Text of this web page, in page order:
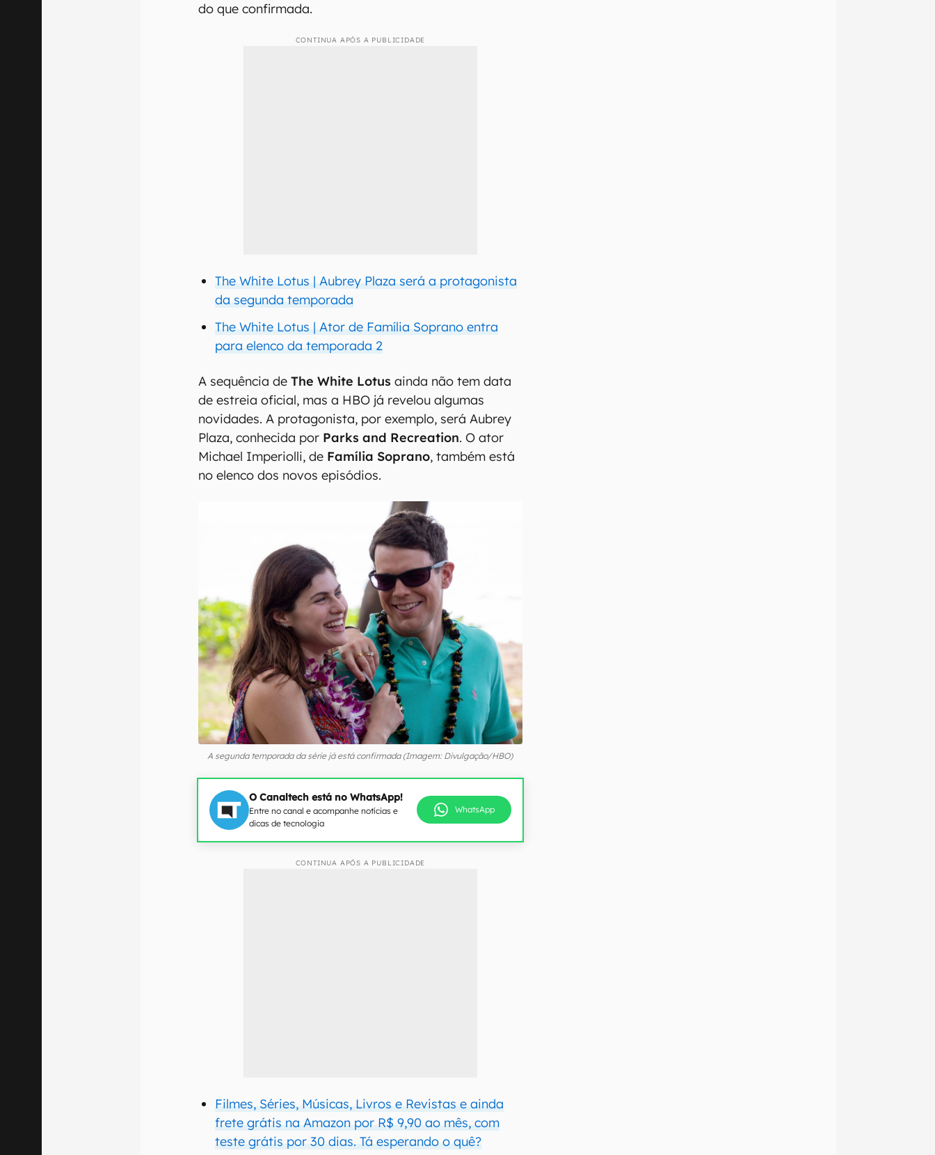
do que confirmada.
CONTINUA APÓS A PUBLICIDADE
The White Lotus | Aubrey Plaza será a protagonista
da segunda temporada
The White Lotus | Ator de Família Soprano entra
para elenco da temporada 2
A sequência deThe White Lotus ainda não tem data
de estreia oficial, mas a HBO já revelou algumas
novidades. A protagonista, por exemplo, será Aubrey
Plaza, conhecida por Parks and Recreation. O ator
Michael Imperiolli, de Família Soprano, também está
no elenco dos novos episódios.
A segunda temporada da série já está confirmada (Imagem: Divulgação/HBO)
O Canaltech está no WhatsApp!
Entre no canal e acompanhe notícias e
dicas de tecnologia
WhatsApp
CONTINUA APÓS A PUBLICIDADE
Filmes, Séries, Músicas, Livros e Revistas e ainda
frete grátis na Amazon por R$ 9,90 ao mês, com
teste grátis por 30 dias. Tá esperando o quê?